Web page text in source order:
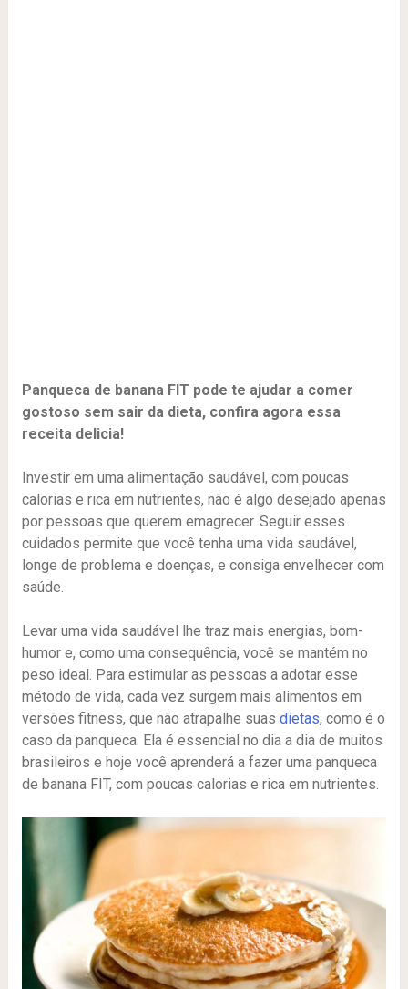
Panqueca de banana FIT pode te ajudar a comer
gostoso sem sair da dieta, confira agora essa
receita delicia!
Investir em uma alimentação saudável, com poucas
calorias e rica em nutrientes, não é algo desejado apenas
por pessoas que querem emagrecer. Seguir esses
cuidados permite que você tenha uma vida saudável,
longe de problema e doenças, e consiga envelhecer com
saúde.
Levar uma vida saudável lhe traz mais energias, bom-
humor e, como uma consequência, você se mantém no
peso ideal. Para estimular as pessoas a adotar esse
método de vida, cada vez surgem mais alimentos em
versões fitness, que não atrapalhe suas dietas, como é o
caso da panqueca. Ela é essencial no dia a dia de muitos
brasileiros e hoje você aprenderá a fazer uma panqueca
de banana FIT, com poucas calorias e rica em nutrientes.